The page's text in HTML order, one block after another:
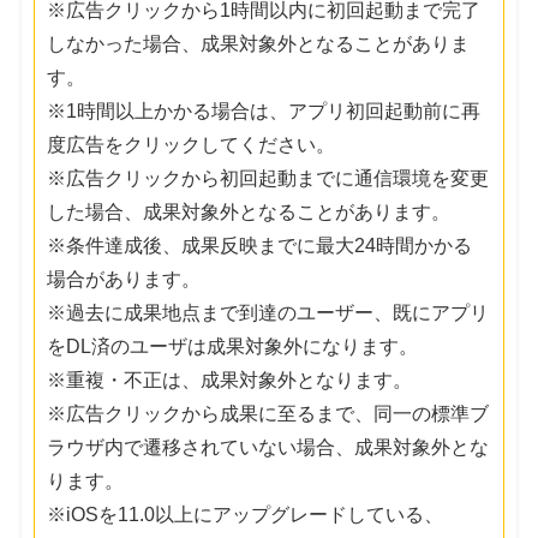
※広告クリックから1時間以内に初回起動まで完了
しなかった場合、成果対象外となることがありま
す。
※1時間以上かかる場合は、アプリ初回起動前に再
度広告をクリックしてください。
※広告クリックから初回起動までに通信環境を変更
した場合、成果対象外となることがあります。
※条件達成後、成果反映までに最大24時間かかる
場合があります。
※過去に成果地点まで到達のユーザー、既にアプリ
をDL済のユーザは成果対象外になります。
※重複・不正は、成果対象外となります。
※広告クリックから成果に至るまで、同一の標準ブ
ラウザ内で遷移されていない場合、成果対象外とな
ります。
※iOSを11.0以上にアップグレードしている、